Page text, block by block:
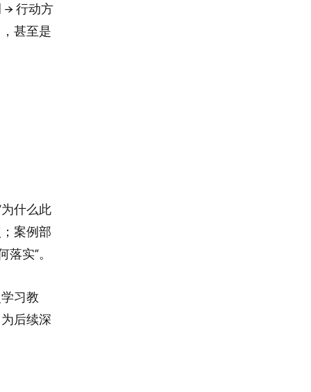
→ 行动方
甚至是
什么此
案例部
实”。
习教
后续深